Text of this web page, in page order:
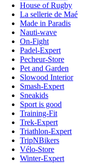
House of Rugby
La sellerie de Maé
Made in Paradis
Nauti-wave
On-Fight
Padel-Expert
Pecheur-Store
Pet and Garden
Slowood Interior
Smash-Expert
Sneakids
Sport is good
Training-Fit
Trek-Expert
Triathlon-Expert
TripNBikers
Vélo-Store
Winter-Expert